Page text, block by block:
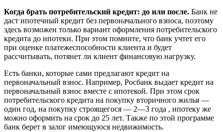
Когда брать потребительский кредит: до или после. Банк не
даст ипотечный кредит без первоначального взноса, поэтому
здесь возможен только вариант оформления потребительского
кредита до ипотеки. При этом помните, что банк учтет его
при оценке платежеспособности клиента и будет
рассчитывать, потянет ли клиент финансовую нагрузку.
Есть банки, которые сами предлагают кредит на
первоначальный взнос. Например, Росбанк выдает кредит на
первоначальный взнос вместе с ипотекой. При этом срок
потребительского кредита на покупку вторичного жилья —
один год, на покупку строящегося — 2—3 года , ипотеку же
можно оформить на срок до 25 лет. Также по этой программе
банк берет в залог имеющуюся недвижимость.